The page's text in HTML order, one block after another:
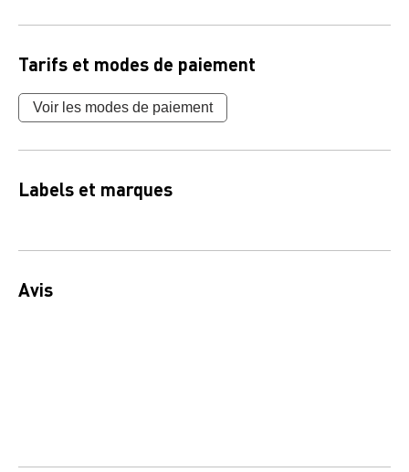
Tarifs et modes de paiement
Voir les modes de paiement
Labels et marques
Avis